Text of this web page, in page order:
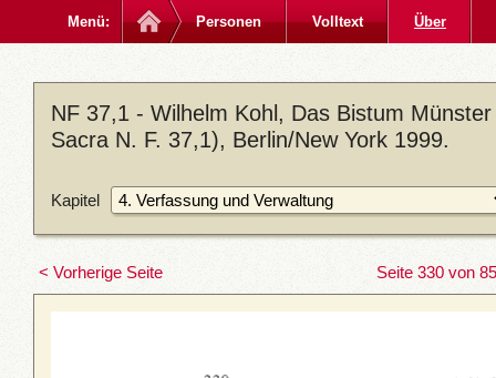
Menü: Personen Volltext Über
NF 37,1 - Wilhelm Kohl, Das Bistum
Sacra N. F. 37,1), Berlin/New York 1999.
Kapitel
< Vorherige Seite Seite 330 von